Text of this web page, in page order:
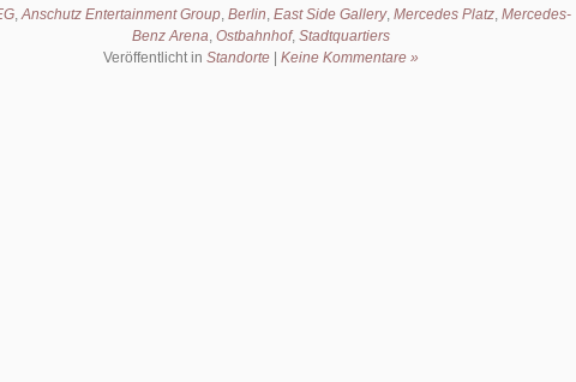
,Anschutz Entertainment Group, Berlin, East Side Gallery, Mercedes Platz, Mercedes-
Benz Arena, Ostbahnhof, Stadtquartiers
Veröffentlicht in Standorte| Keine Kommentare »